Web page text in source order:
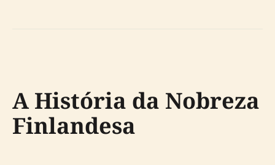
A História da Nobreza
Finlandesa